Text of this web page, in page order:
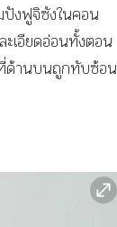
งฟูจิซังในคอน
เอียดอ่อนทั้งตอน
ด้านบนถูกทับซ้อน